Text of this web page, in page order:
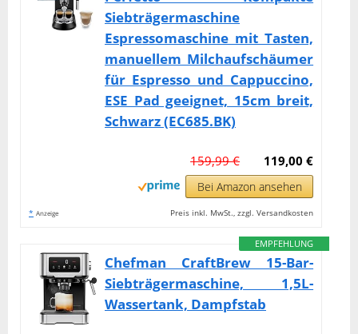
Siebträgermaschine
Espressomaschine mit Tasten,
manuellem Milchaufschäumer
für Espresso und Cappuccino,
ESE Pad geeignet, 15cm breit,
Schwarz (EC685.BK)
119,00 €
159,99 €
Bei Amazon ansehen
* Anzeige Preis inkl. MwSt., zzgl. Versandkosten
EMPFEHLUNG
Chefman CraftBrew 15-Bar-
Siebträgermaschine, 1,5L-
Wassertank, Dampfstab